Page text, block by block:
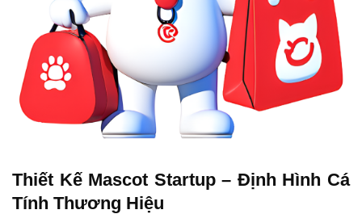
Thiết Kế Mascot Startup – Định Hình Cá
Tính Thương Hiệu